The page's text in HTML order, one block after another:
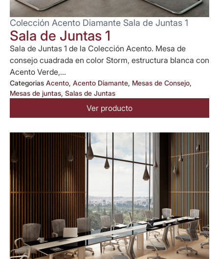
Colección Acento Diamante Sala de Juntas 1
Sala de Juntas 1
Sala de Juntas 1 de la Colección Acento. Mesa de
consejo cuadrada en color Storm, estructura blanca con
Acento Verde,...
Categorias Acento, Acento Diamante, Mesas de Consejo,
Mesas de juntas, Salas de Juntas
Ver producto